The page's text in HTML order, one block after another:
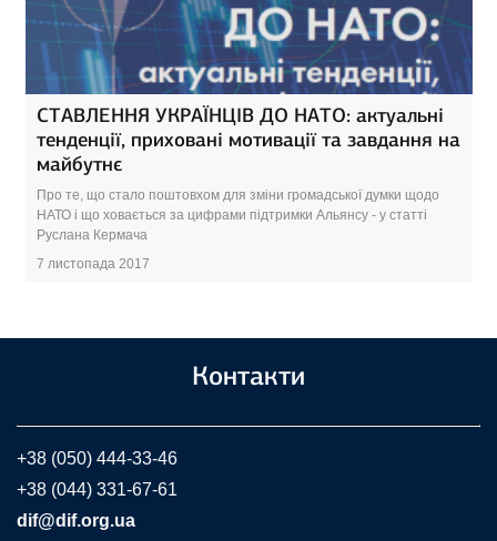
СТАВЛЕННЯ УКРАЇНЦІВ ДО НАТО: актуальні
тенденції, приховані мотивації та завдання на
майбутнє
Про те, що стало поштовхом для зміни громадської думки щодо
НАТО і що ховається за цифрами підтримки Альянсу - у статті
Руслана Кермача
7 листопада 2017
Контакти
+38 (050) 444-33-46
+38 (044) 331-67-61
dif@dif.org.ua